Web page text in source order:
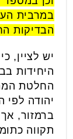
במרבית
הבדיקות
יש לציין,
היחידות
החלטת
יהודה
ברמזור, אך
תקווה